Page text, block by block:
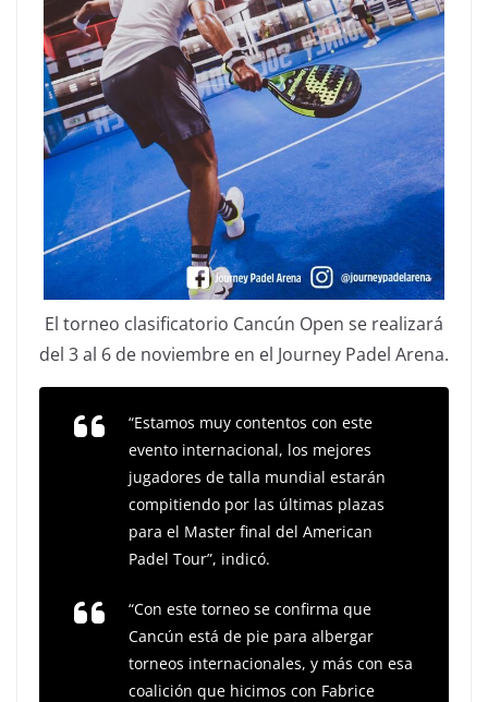
El torneo clasificatorio Cancún Open se realizará
del 3 al 6 de noviembre en el Journey Padel Arena.
“Estamos muy contentos con este
evento internacional, los mejores
jugadores de talla mundial estarán
compitiendo por las últimas plazas
para el Master final del American
Padel Tour”, indicó.
“Con este torneo se confirma que
Cancún está de pie para albergar
torneos internacionales, y más con esa
coalición que hicimos con Fabrice